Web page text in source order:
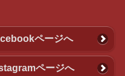
ページへ
ページへ